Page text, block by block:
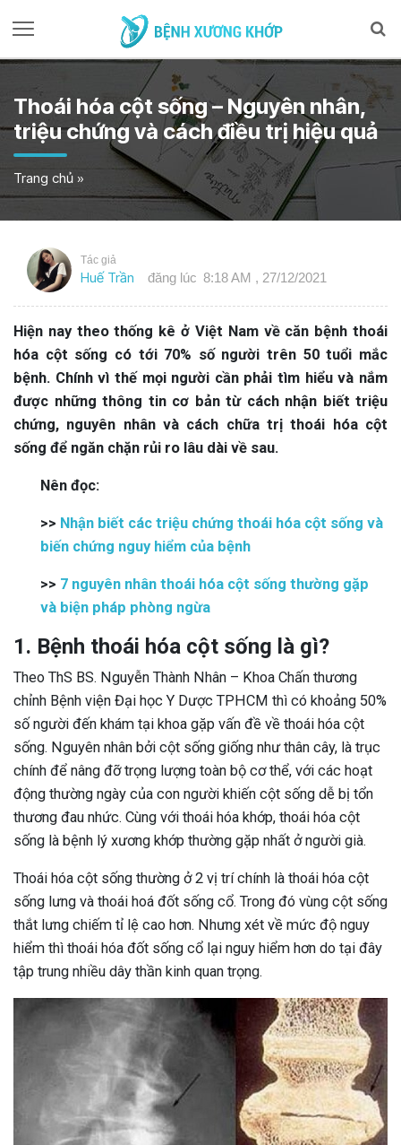
Thoái hóa cột sống – Nguyên nhân,
triệu chứng và cách điều trị hiệu quả
Trang chủ »
Tác giả
Huế Trần đăng lúc 8:18 AM , 27/12/2021
Hiện nay theo thống kê ở Việt Nam về căn bệnh thoái
hóa cột sống có tới 70% số người trên 50 tuổi mắc
bệnh. Chính vì thế mọi người cần phải tìm hiểu và nắm
được những thông tin cơ bản từ cách nhận biết triệu
chứng, nguyên nhân và cách chữa trị thoái hóa cột
sống để ngăn chặn rủi ro lâu dài về sau.
Nên đọc:
>> Nhận biết các triệu chứng thoái hóa cột sống và
biến chứng nguy hiểm của bệnh
>> 7 nguyên nhân thoái hóa cột sống thường gặp
và biện pháp phòng ngừa
1. Bệnh thoái hóa cột sống là gì?
Theo ThS BS. Nguyễn Thành Nhân – Khoa Chấn thương
chỉnh Bệnh viện Đại học Y Dược TPHCM thì có khoảng 50%
số người đến khám tại khoa gặp vấn đề về thoái hóa cột
sống. Nguyên nhân bởi cột sống giống như thân cây, là trục
chính để nâng đỡ trọng lượng toàn bộ cơ thể, với các hoạt
động thường ngày của con người khiến cột sống dễ bị tổn
thương đau nhức. Cùng với thoái hóa khớp, thoái hóa cột
sống là bệnh lý xương khớp thường gặp nhất ở người già.
Thoái hóa cột sống thường ở 2 vị trí chính là thoái hóa cột
sống lưng và thoái hoá đốt sống cổ. Trong đó vùng cột sống
thắt lưng chiếm tỉ lệ cao hơn. Nhưng xét về mức độ nguy
hiểm thì thoái hóa đốt sống cổ lại nguy hiểm hơn do tại đây
tập trung nhiều dây thần kinh quan trọng.